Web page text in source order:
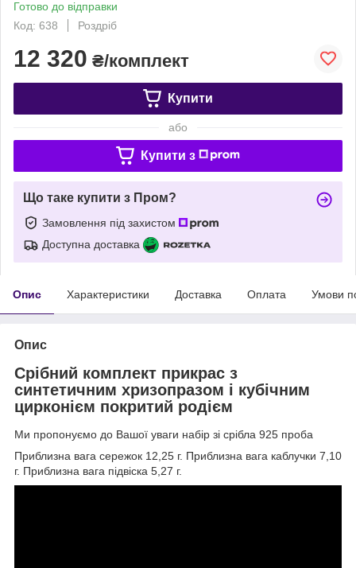
Готово до відправки
Код: 638
Роздріб
12 320 ₴/комплект
Купити
або
Купити з
Що таке купити з Пром?
Замовлення під захистом
Доступна доставка
Опис Характеристики Доставка Оплата Умови
Опис
Срібний комплект прикрас з
синтетичним хризопразом і кубічним
цирконієм покритий родієм
Ми пропонуємо до Вашої уваги набір зі срібла 925 проба
Приблизна вага сережок 12,25 г. Приблизна вага каблучки 7,10
г. Приблизна вага підвіска 5,27 г.